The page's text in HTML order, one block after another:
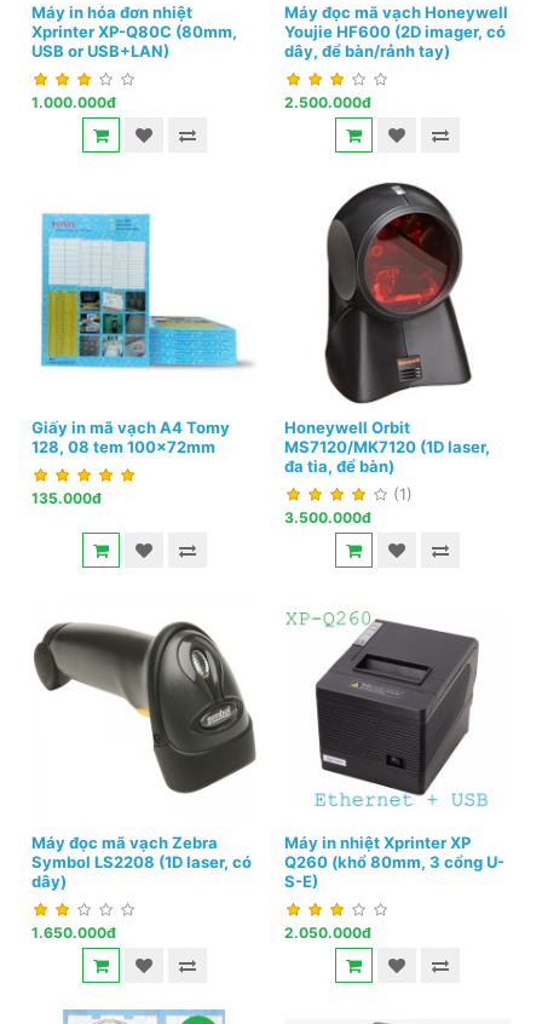
Máy in hóa đơn nhiệt
Xprinter XP-Q80C (80mm,
USB or USB+LAN)
1.000.000đ
Máy đọc mã vạch Honeywell
Youjie HF600 (2D imager, có
dây, để bàn/rảnh tay)
2.500.000đ
Giấy in mã vạch A4 Tomy
128, 08 tem 100x72mm
135.000đ
Honeywell Orbit
MS7120/MK7120 (1D laser,
đa tia, để bàn)
(1)
3.500.000đ
Máy đọc mã vạch Zebra
Symbol LS2208 (1D laser, có
dây)
1.650.000đ
Máy in nhiệt Xprinter XP
Q260 (khổ 80mm, 3 cổng U-
S-E)
2.050.000đ